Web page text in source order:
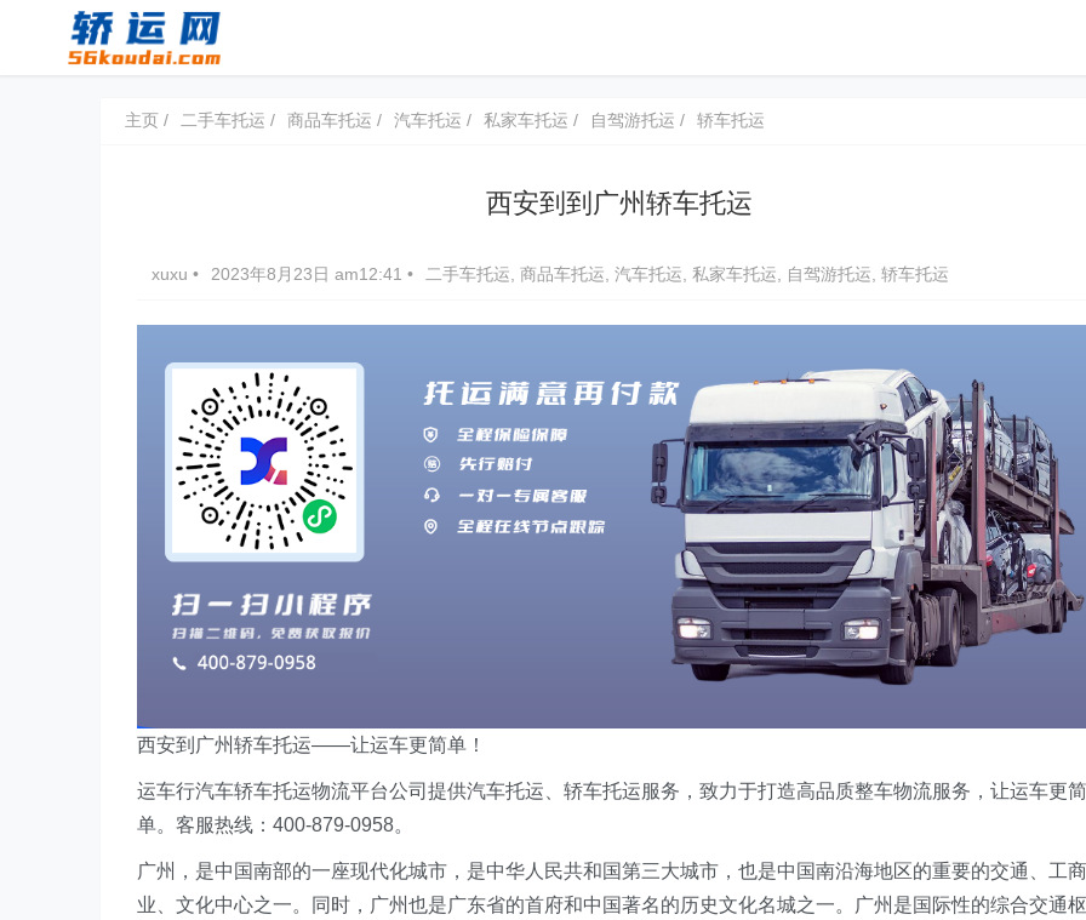
主页 二手车托运 商品车托运 汽车托运 私家车托运 自驾游托运 轿车托运
西安到到广州轿车托运
xuxu • 2023年8月23日 am12:41 • 二手车托运 商品车托运 汽车托运 私家车托运 自驾游托运 轿车托运
西安到广州轿车托运——让运车更简单！
运车行汽车轿车托运物流平台公司提供汽车托运、轿车托运服务，致力于打造高品质整车物流服务，让运车更简
单。客服热线：400-879-0958。
广州，是中国南部的一座现代化城市，是中华人民共和国第三大城市，也是中国南沿海地区的重要的交通、工商
业、文化中心之一。同时，广州也是广东省的首府和中国著名的历史文化名城之一。广州是国际性的综合交通枢